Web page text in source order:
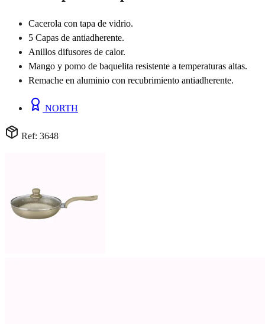
Cacerola con tapa de vidrio.
5 Capas de antiadherente.
Anillos difusores de calor.
Mango y pomo de baquelita resistente a temperaturas altas.
Remache en aluminio con recubrimiento antiadherente.
NORTH
Ref: 3648